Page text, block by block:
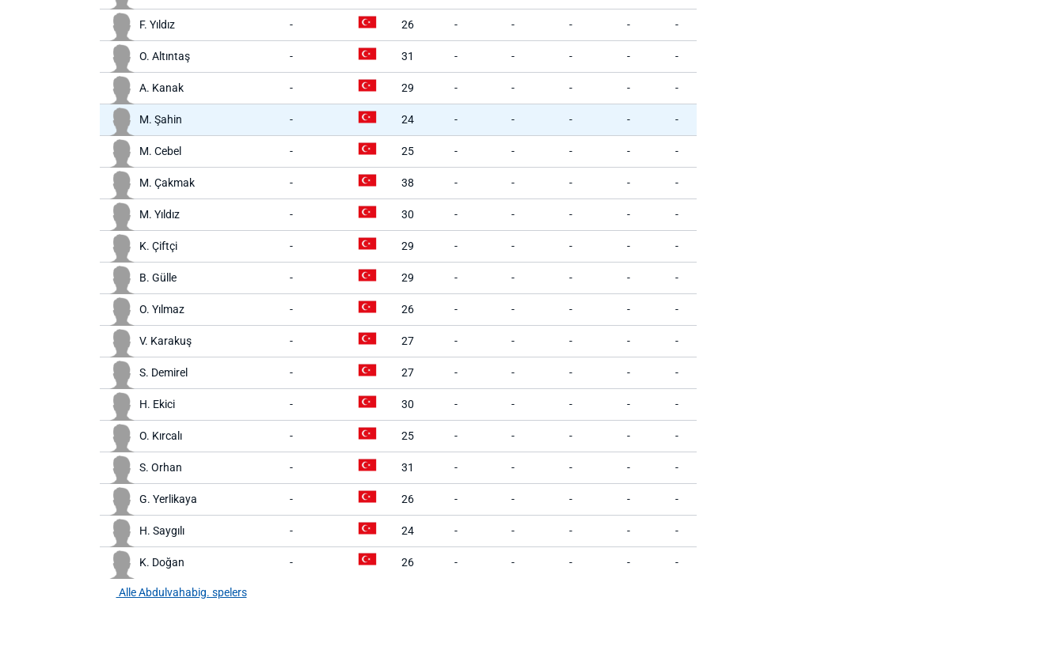
F. Yıldız - 26 - - - - -
O. Altıntaş - 31 - - - - -
A. Kanak - 29 - - - - -
M. Şahin - 24 - - - - -
M. Cebel - 25 - - - - -
M. Çakmak - 38 - - - - -
M. Yıldız - 30 - - - - -
K. Çiftçi - 29 - - - - -
B. Gülle - 29 - - - - -
O. Yılmaz - 26 - - - - -
V. Karakuş - 27 - - - - -
S. Demirel - 27 - - - - -
H. Ekici - 30 - - - - -
O. Kırcalı - 25 - - - - -
S. Orhan - 31 - - - - -
G. Yerlikaya - 26 - - - - -
H. Saygılı - 24 - - - - -
K. Doğan - 26 - - - - -
Alle Abdulvahabig. spelers